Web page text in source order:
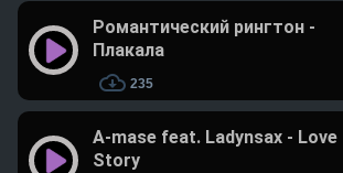
Романтический рингтон -
Плакала
235
A-mase feat. Ladynsax - Love
Story